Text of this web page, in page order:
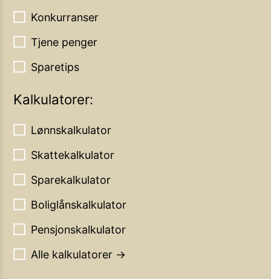
Konkurranser
Tjene penger
Sparetips
Kalkulatorer:
Lønnskalkulator
Skattekalkulator
Sparekalkulator
Boliglånskalkulator
Pensjonskalkulator
Alle kalkulatorer →